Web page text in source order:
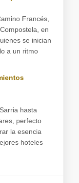
Francés,
en
se inician
a un ritmo
hasta
perfecto
la esencia
hoteles